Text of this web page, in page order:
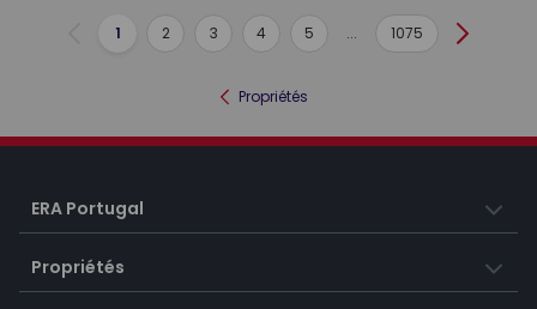
Précédent
1 2 3 4 5 ... 1075 Suivant
Propriétés
ERA Portugal
Propriétés